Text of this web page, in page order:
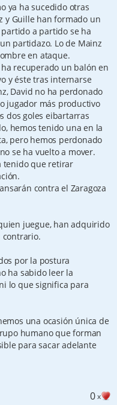
ya ha sucedido otras
y Guille han formado un
a partido se ha
partidazo. Lo de Mainz
en ataque.
recuperado un balón en
y éste tras internarse
David no ha perdonado
jugador más productivo
dos goles eibartarras
hemos tenido una en la
pero hemos perdonado
se ha vuelto a mover.
tenido que retirar
contra el Zaragoza
juegue, han adquirido
contrario.
por la postura
ha sabido leer la
lo que significa para
una ocasión única de
humano que forman
para sacar adelante
0x